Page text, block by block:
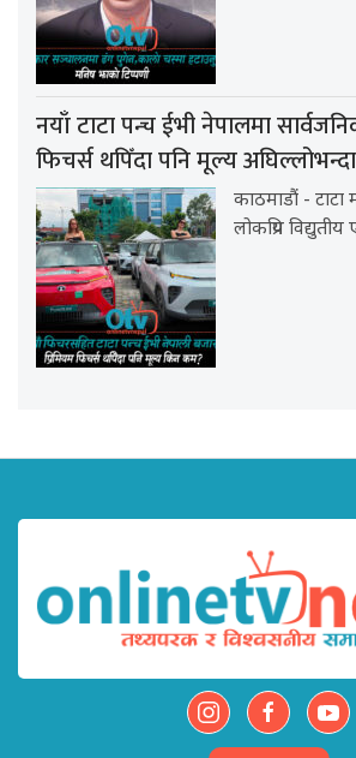
नयाँ टाटा पन्च ईभी नेपालमा
फिचर्स थपिँदा पनि मूल्य
काठमाडौं -
लोकप्रिय